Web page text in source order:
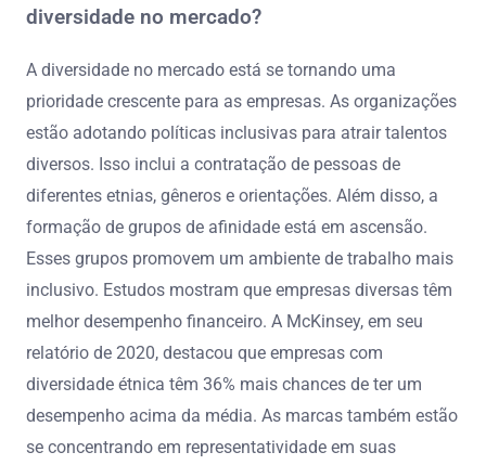
diversidade no mercado?
A diversidade no mercado está se tornando uma
prioridade crescente para as empresas. As organizações
estão adotando políticas inclusivas para atrair talentos
diversos. Isso inclui a contratação de pessoas de
diferentes etnias, gêneros e orientações. Além disso, a
formação de grupos de afinidade está em ascensão.
Esses grupos promovem um ambiente de trabalho mais
inclusivo. Estudos mostram que empresas diversas têm
melhor desempenho financeiro. A McKinsey, em seu
relatório de 2020, destacou que empresas com
diversidade étnica têm 36% mais chances de ter um
desempenho acima da média. As marcas também estão
se concentrando em representatividade em suas